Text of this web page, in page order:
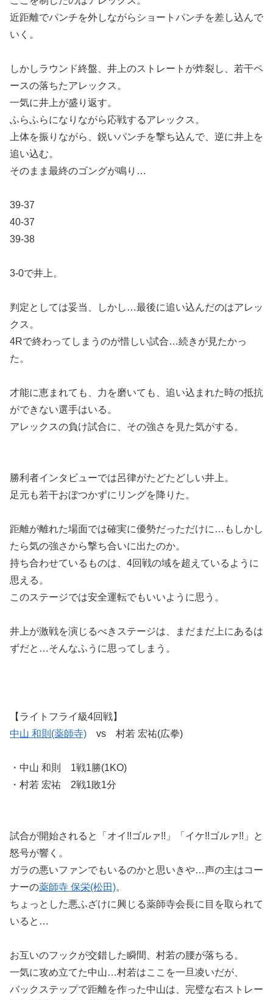
近距離でパンチを外しながらショートパンチを差し込んで
いく。
しかしラウンド終盤、井上のストレートが炸裂し、若干ペ
ースの落ちたアレックス。
一気に井上が盛り返す。
ふらふらになりながら応戦するアレックス。
上体を振りながら、鋭いパンチを撃ち込んで、逆に井上を
追い込む。
そのまま最終のゴングが鳴り…
39-37
40-37
39-38
3-0で井上。
判定としては妥当、しかし…最後に追い込んだのはアレッ
クス。
4Rで終わってしまうのが惜しい試合…続きが見たかっ
た。
才能に恵まれても、力を磨いても、追い込まれた時の抵抗
ができない選手はいる。
アレックスの負け試合に、その強さを見た気がする。
勝利者インタビューでは呂律がたどたどしい井上。
足元も若干おぼつかずにリングを降りた。
距離が離れた場面では確実に優勢だっただけに…もしかし
たら気の強さから撃ち合いに出たのか。
持ち合わせているものは、4回戦の域を超えているように
思える。
このステージでは安全運転でもいいように思う。
井上が激戦を演じるべきステージは、まだまだ上にあるは
ずだと…そんなふうに思ってしまう。
【ライトフライ級4回戦】
中山 和則(薬師寺) vs 村若 宏祐(広拳)
・中山 和則 1戦1勝(1KO)
・村若 宏祐 2戦1敗1分
試合が開始されると「オイ!!ゴルァ!!」「イケ!!ゴルァ!!」と
怒号が響く。
ガラの悪いファンでもいるのかと思いきや…声の主はコー
ナーの薬師寺 保栄(松田)。
ちょっとした悪ふざけに興じる薬師寺会長に目を取られて
いると…
お互いのフックが交錯した瞬間、村若の腰が落ちる。
一気に攻め立てた中山…村若はここを一旦凌いだが、
バックステップで距離を作った中山は、完璧な右ストレー